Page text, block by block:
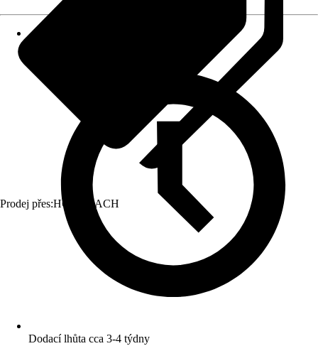
Prodej přes:HORNBACH
Dodací lhůta cca 3-4 týdny